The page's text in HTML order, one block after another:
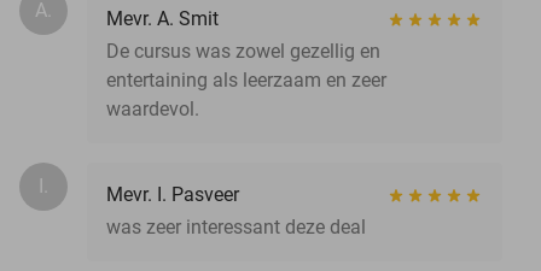
A.
Mevr. A. Smit
De cursus was zowel gezellig en
entertaining als leerzaam en zeer
waardevol.
I.
Mevr. I. Pasveer
was zeer interessant deze deal